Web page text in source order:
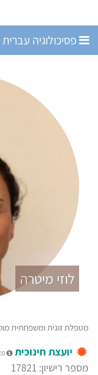
פסיכולוגיה עברית
לוזי מיטרה
מטפלת זוגית ומשפחתית
יועצת חינוכית
מספר רישיון: 17821